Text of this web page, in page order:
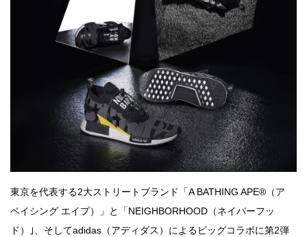
東京を代表する2大ストリートブランド「A BATHING APE®（ア
ベイシング エイプ）」と「NEIGHBORHOOD（ネイバーフッ
ド）｣、そしてadidas（アディダス）によるビッグコラボに第2弾